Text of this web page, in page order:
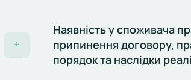
+
Наявність у споживача
припинення договору,
порядок та наслідки